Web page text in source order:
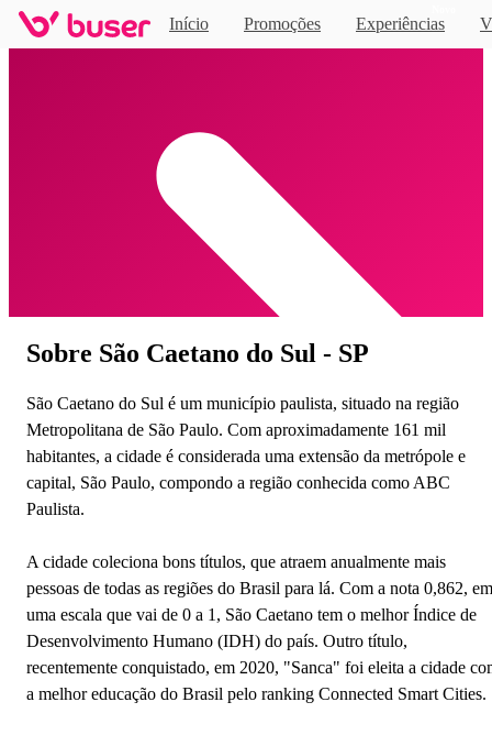
Início Promoções Experiências
Home
Sobre São Caetano do Sul - SP
São Caetano do Sul é um município paulista, situado na região
Metropolitana de São Paulo. Com aproximadamente 161 mil
habitantes, a cidade é considerada uma extensão da metrópole e
capital, São Paulo, compondo a região conhecida como ABC
Paulista.
A cidade coleciona bons títulos, que atraem anualmente mais
pessoas de todas as regiões do Brasil para lá. Com a nota 0,862, em
uma escala que vai de 0 a 1, São Caetano tem o melhor Índice de
Desenvolvimento Humano (IDH) do país. Outro título,
recentemente conquistado, em 2020, "Sanca" foi eleita a cidade
a melhor educação do Brasil pelo ranking Connected Smart Cities.